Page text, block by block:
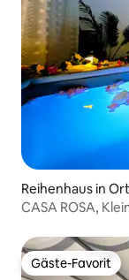
Reihenhaus in
CASA ROSA,
Gäste-Favorit
Gäste-Favorit